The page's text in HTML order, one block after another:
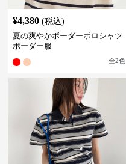
¥4,380 (税込)
夏の爽やかボーダーポロシャツ
ボーダー服
全2色